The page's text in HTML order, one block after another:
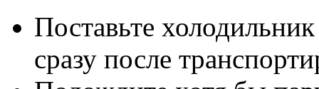
Поставьте
сразу после